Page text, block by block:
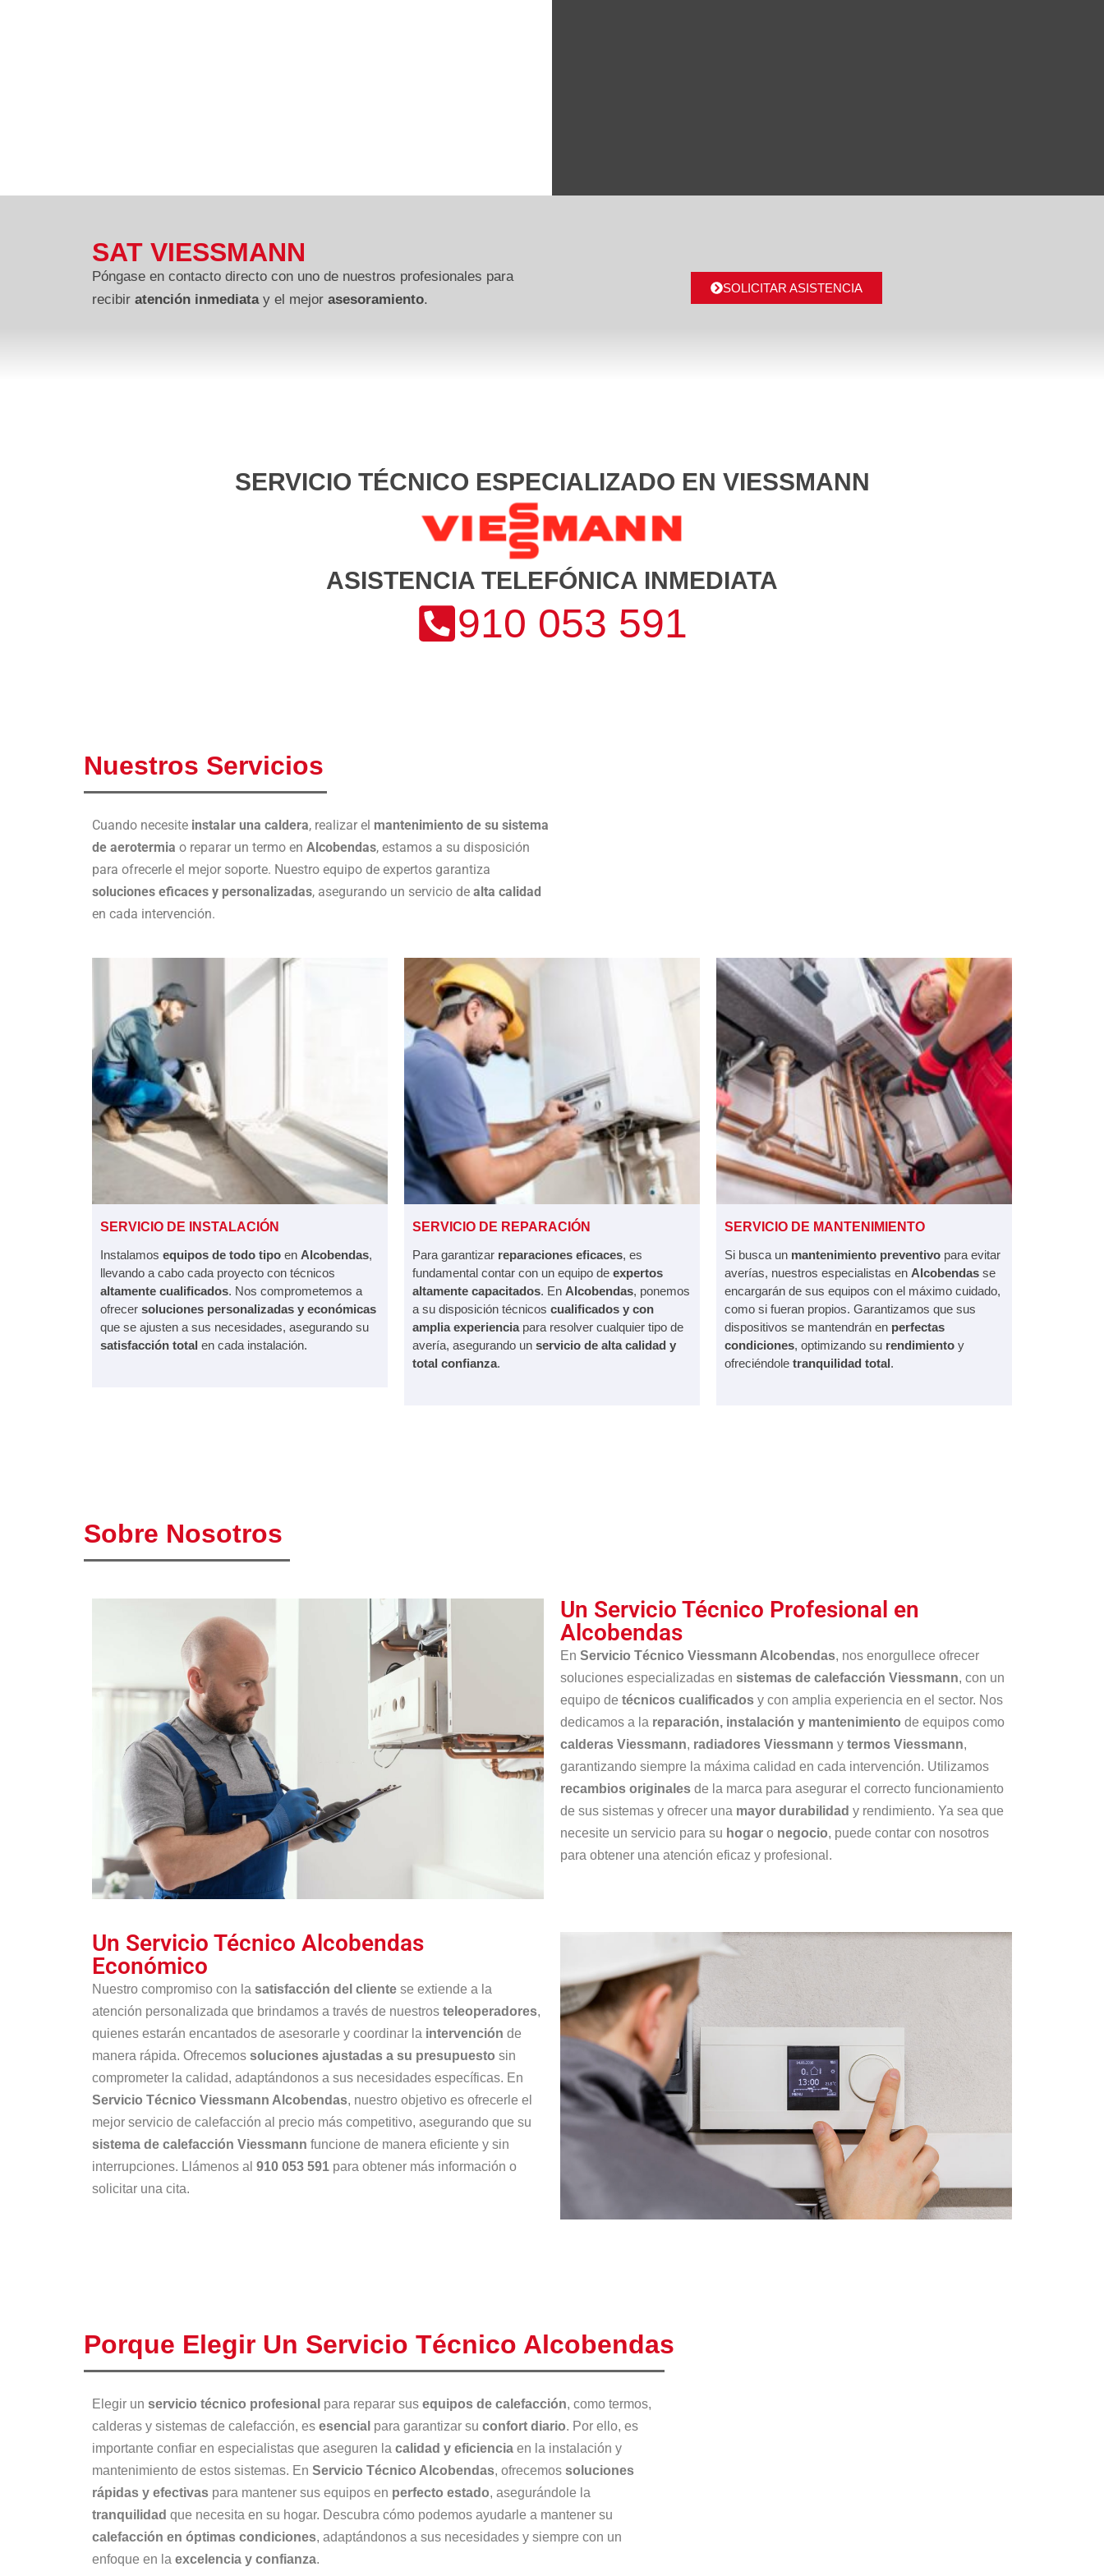
SAT VIESSMANN
Póngase en contacto directo con uno de nuestros profesionales para
recibir atención inmediatay el mejor asesoramiento.
SOLICITAR ASISTENCIA
SERVICIO TÉCNICO ESPECIALIZADO EN VIESSMANN
ASISTENCIA TELEFÓNICA INMEDIATA
910 053 591
Nuestros Servicios
Cuando necesite instalar una caldera, realizar el mantenimiento de su sistema
de aerotermia o reparar un termo en Alcobendas, estamos a su disposición
para ofrecerle el mejor soporte. Nuestro equipo de expertos garantiza
soluciones eficaces y personalizadas, asegurando un servicio de alta calidad
en cada intervención.
SERVICIO DE INSTALACIÓN
Instalamos equipos de todo tipo en Alcobendas,
llevando a cabo cada proyecto con técnicos
altamente cualificados. Nos comprometemos a
ofrecer soluciones personalizadas y económicas
que se ajusten a sus necesidades, asegurando su
satisfacción total en cada instalación.
SERVICIO DE REPARACIÓN
Para garantizar reparaciones eficaces, es
fundamental contar con un equipo de expertos
altamente capacitados. En Alcobendas, ponemos
a su disposición técnicos cualificados y con
amplia experienciapara resolver cualquier tipo de
avería, asegurando un servicio de alta calidad y
total confianza.
SERVICIO DE MANTENIMIENTO
Si busca un mantenimiento preventivo para evitar
averías, nuestros especialistas en Alcobendas se
encargarán de sus equipos con el máximo cuidado,
como si fueran propios. Garantizamos que sus
dispositivos se mantendrán en perfectas
condiciones, optimizando su rendimiento y
ofreciéndole tranquilidad total.
Sobre Nosotros
Un Servicio Técnico Profesional en
Alcobendas
En Servicio Técnico Viessmann Alcobendas, nos enorgullece ofrecer
soluciones especializadas en sistemas de calefacción Viessmann, con un
equipo de técnicos cualificados y con amplia experiencia en el sector. Nos
dedicamos a la reparación, instalación y mantenimiento de equipos como
calderas Viessmann, radiadores Viessmann y termos Viessmann,
garantizando siempre la máxima calidad en cada intervención. Utilizamos
recambios originales de la marca para asegurar el correcto funcionamiento
de sus sistemas y ofrecer una mayor durabilidad y rendimiento. Ya sea que
necesite un servicio para su hogar o negocio, puede contar con nosotros
para obtener una atención eficaz y profesional.
Un Servicio Técnico Alcobendas
Económico
Nuestro compromiso con la satisfacción del cliente se extiende a la
atención personalizada que brindamos a través de nuestros teleoperadores,
quienes estarán encantados de asesorarle y coordinar la intervención de
manera rápida. Ofrecemos soluciones ajustadas a su presupuesto sin
comprometer la calidad, adaptándonos a sus necesidades específicas. En
Servicio Técnico Viessmann Alcobendas, nuestro objetivo es ofrecerle el
mejor servicio de calefacción al precio más competitivo, asegurando que su
sistema de calefacción Viessmann funcione de manera eficiente y sin
interrupciones. Llámenos al 910 053 591 para obtener más información o
solicitar una cita.
Porque Elegir Un Servicio Técnico Alcobendas
Elegir un servicio técnico profesional para reparar sus equipos de calefacción, como termos,
calderas y sistemas de calefacción, es esencial para garantizar su confort diario. Por ello, es
importante confiar en especialistas que aseguren la calidad y eficiencia en la instalación y
mantenimiento de estos sistemas. En Servicio Técnico Alcobendas, ofrecemos soluciones
rápidas y efectivas para mantener sus equipos en perfecto estado, asegurándole la
tranquilidad que necesita en su hogar. Descubra cómo podemos ayudarle a mantener su
calefacción en óptimas condiciones, adaptándonos a sus necesidades y siempre con un
enfoque en la excelencia y confianza.